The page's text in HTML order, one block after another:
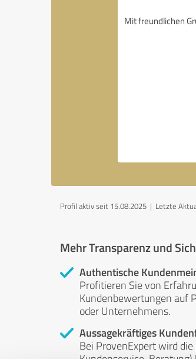
Profil aktiv seit 15.08.2025 | Letzte
Mehr Transparenz und
Authentische
Profitieren Sie von
Kundenbewertungen auf
oder Unternehmens.
Aussagekräftiges
Bei ProvenExpert wird